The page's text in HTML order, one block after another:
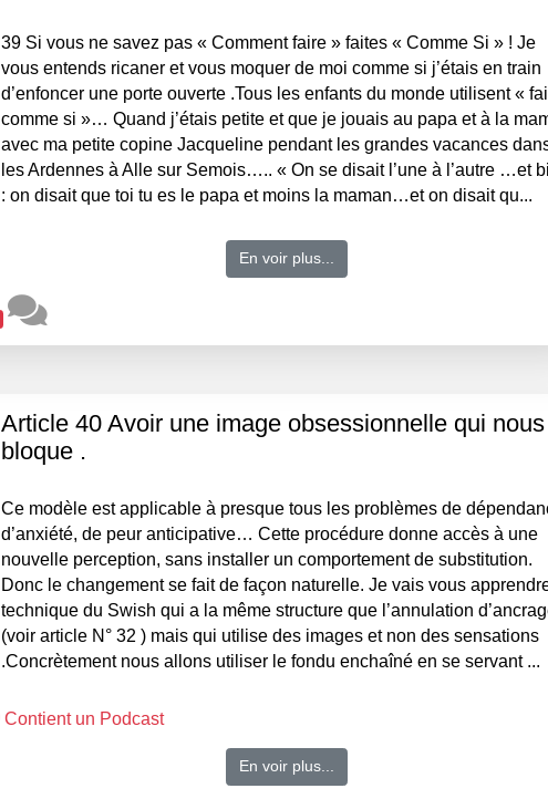
39 Si vous ne savez pas « Comment faire » faites « Comme Si » ! Je
vous entends ricaner et vous moquer de moi comme si j’étais en train
d’enfoncer une porte ouverte .Tous les enfants du monde utilisent «
comme si »… Quand j’étais petite et que je jouais au papa et à la
avec ma petite copine Jacqueline pendant les grandes vacances
les Ardennes à Alle sur Semois….. « On se disait l’une à l’autre …et
: on disait que toi tu es le papa et moins la maman…et on disait qu...
En voir plus...
Article 40 Avoir une image obsessionnelle qui nous
bloque .
Ce modèle est applicable à presque tous les problèmes de
d’anxiété, de peur anticipative… Cette procédure donne accès à une
nouvelle perception, sans installer un comportement de substitution.
Donc le changement se fait de façon naturelle. Je vais vous
technique du Swish qui a la même structure que l’annulation
(voir article N° 32 ) mais qui utilise des images et non des sensations
.Concrètement nous allons utiliser le fondu enchaîné en se servant ...
Contient un Podcast
En voir plus...